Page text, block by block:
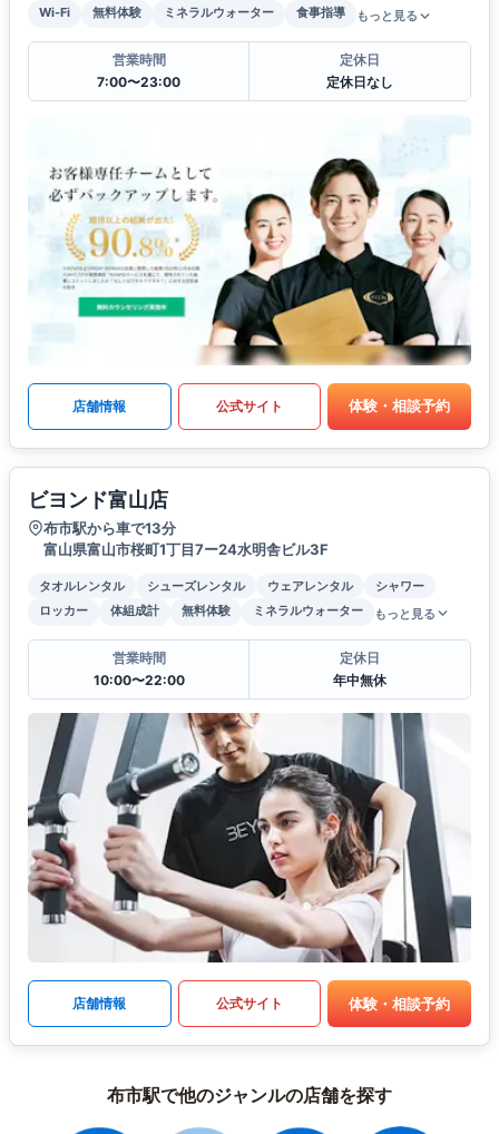
Wi-Fi
無料体験 ミネラルウォーター 食事指導 もっと見る
営業時間
7:00〜23:00
定休日
定休日なし
店舗情報 公式サイト 体験・相談予約
ビヨンド富山店
布市駅から車で13分
富山県富山市桜町1丁目7ー24水明舎ビル3F
タオルレンタル シューズレンタル ウェアレンタル
シャワー
ロッカー
体組成計 無料体験 ミネラルウォーター もっと見る
営業時間
10:00〜22:00
定休日
年中無休
店舗情報 公式サイト 体験・相談予約
布市駅で他のジャンルの店舗を探す